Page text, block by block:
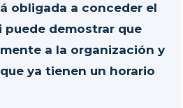
obligada a conceder el
demostrar que
a la organización y
ya tienen un horario